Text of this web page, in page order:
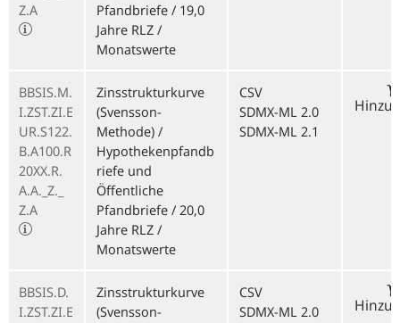
Z.A
Pfandbriefe / 19,0
Jahre RLZ /
Monatswerte
BBSIS.M.
I.ZST.ZI.E
UR.S122.
B.A100.R
20XX.R.
A.A._Z._
Z.A
Zinsstrukturkurve
(Svensson-
Methode) /
Hypothekenpfandb
riefe und
Öffentliche
Pfandbriefe / 20,0
Jahre RLZ /
Monatswerte
CSV
SDMX-ML 2.0
SDMX-ML 2.1
BBSIS.D.
I.ZST.ZI.E
Zinsstrukturkurve
(Svensson-
CSV
SDMX-ML 2.0